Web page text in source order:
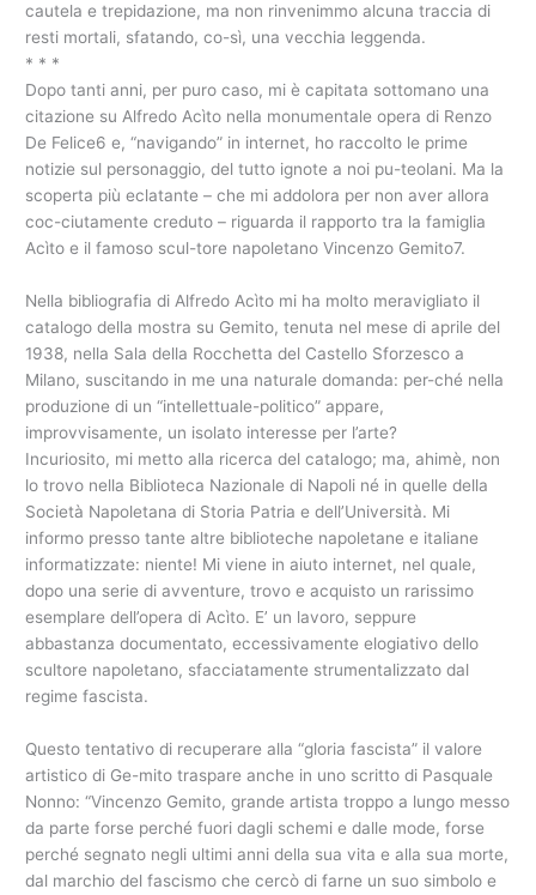
cautela e trepidazione, ma non rinvenimmo alcuna traccia di
resti mortali, sfatando, co-sì, una vecchia leggenda.
* * *
Dopo tanti anni, per puro caso, mi è capitata sottomano una
citazione su Alfredo Acìto nella monumentale opera di Renzo
De Felice6 e, “navigando” in internet, ho raccolto le prime
notizie sul personaggio, del tutto ignote a noi pu-teolani. Ma la
scoperta più eclatante – che mi addolora per non aver allora
coc-ciutamente creduto – riguarda il rapporto tra la famiglia
Acìto e il famoso scul-tore napoletano Vincenzo Gemito7.
Nella bibliografia di Alfredo Acìto mi ha molto meravigliato il
catalogo della mostra su Gemito, tenuta nel mese di aprile del
1938, nella Sala della Rocchetta del Castello Sforzesco a
Milano, suscitando in me una naturale domanda: per-ché nella
produzione di un “intellettuale-politico” appare,
improvvisamente, un isolato interesse per l’arte?
Incuriosito, mi metto alla ricerca del catalogo; ma, ahimè, non
lo trovo nella Biblioteca Nazionale di Napoli né in quelle della
Società Napoletana di Storia Patria e dell’Università. Mi
informo presso tante altre biblioteche napoletane e italiane
informatizzate: niente! Mi viene in aiuto internet, nel quale,
dopo una serie di avventure, trovo e acquisto un rarissimo
esemplare dell’opera di Acìto. E’ un lavoro, seppure
abbastanza documentato, eccessivamente elogiativo dello
scultore napoletano, sfacciatamente strumentalizzato dal
regime fascista.
Questo tentativo di recuperare alla “gloria fascista” il valore
artistico di Ge-mito traspare anche in uno scritto di Pasquale
Nonno: “Vincenzo Gemito, grande artista troppo a lungo messo
da parte forse perché fuori dagli schemi e dalle mode, forse
perché segnato negli ultimi anni della sua vita e alla sua morte,
dal marchio del fascismo che cercò di farne un suo simbolo e